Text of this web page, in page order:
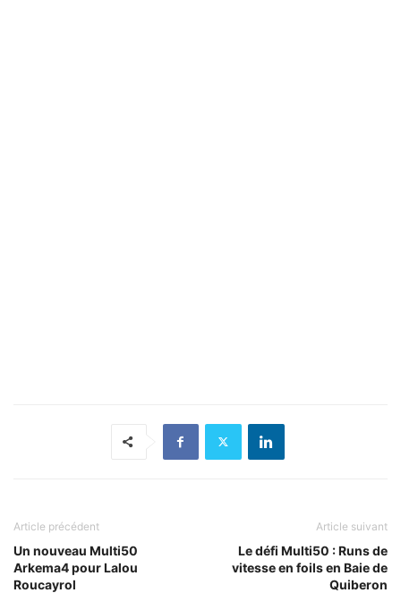
Article précédent
Un nouveau Multi50
Arkema4 pour Lalou
Roucayrol
Article suivant
Le défi Multi50 : Runs de
vitesse en foils en Baie de
Quiberon